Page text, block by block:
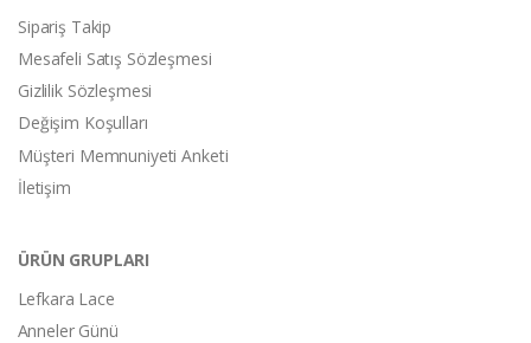
Sipariş Takip
Mesafeli Satış Sözleşmesi
Gizlilik Sözleşmesi
Değişim Koşulları
Müşteri Memnuniyeti Anketi
İletişim
ÜRÜN GRUPLARI
Lefkara Lace
Anneler Günü